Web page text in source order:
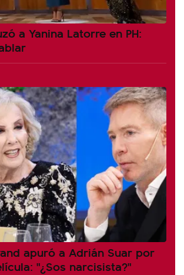
a Yanina Latorre en PH:
apuró a Adrián Suar por
"¿Sos narcisista?"